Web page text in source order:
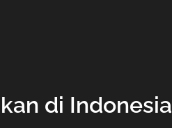
di Indonesia